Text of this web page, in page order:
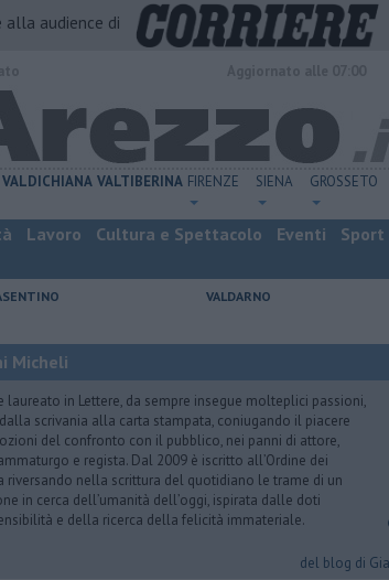
alla audience di
VALDICHIANA VALTIBERINA FIRENZE SIENA GROSSETO
Lavoro Cultura e Spettacolo Eventi Sport
VALDARNO
Micheli
in Lettere, da sempre insegue molteplici passioni,
scrivania alla carta stampata, coniugando il piacere
del confronto con il pubblico, nei panni di attore,
e regista. Dal 2009 è iscritto all’Ordine dei
riversando nella scrittura del quotidiano le trame di un
in cerca dell’umanità dell’oggi, ispirata dalle doti
e della ricerca della felicità immateriale.
del blog di